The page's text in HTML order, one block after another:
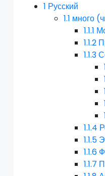
1 Русский
1.1 много
1.1.1
1.1.2
1.1.3
1.1.4
1.1.5
1.1.6
1.1.7